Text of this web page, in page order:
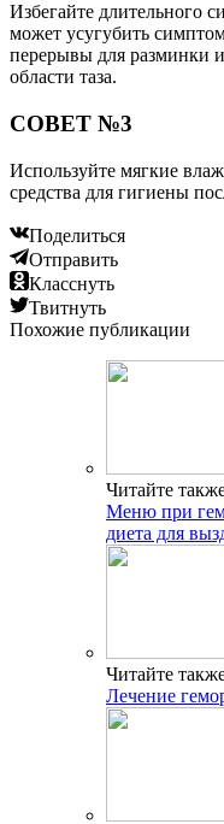
Избегайте длительного
может усугубить
перерывы для разминки
области таза.
СОВЕТ №3
Используйте мягкие
средства для гигиены
Поделиться
Отправить
Класснуть
Твитнуть
Похожие публикации
Читайте
Меню при
диета для
Читайте
Лечение